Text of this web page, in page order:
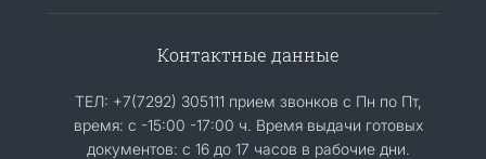
Контактные данные
ТЕЛ: +7(7292) 305111 прием звонков с Пн по Пт,
время: с -15:00 -17:00 ч. Время выдачи готовых
документов: с 16 до 17 часов в рабочие дни.